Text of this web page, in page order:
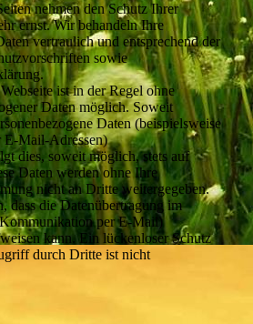
nehmen den Schutz Ihrer
ernst. Wir behandeln Ihre
vertraulich und entsprechend der
sowie
ist in der Regel ohne
Daten möglich. Soweit
Daten (beispielsweise
E-Mail-Adressen)
dies, soweit möglich, stets auf
Daten werden ohne Ihre
nicht an Dritte weitergegeben.
dass die Datenübertragung im
per E-Mail)
kann. Ein lückenloser Schutz
durch Dritte ist nicht